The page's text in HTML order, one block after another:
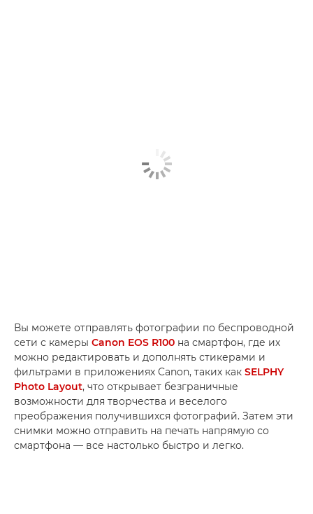
Вы можете отправлять фотографии по беспроводной
сети с камеры Canon EOS R100 на смартфон, где их
можно редактировать и дополнять стикерами и
фильтрами в приложениях Canon, таких как SELPHY
Photo Layout, что открывает безграничные
возможности для творчества и веселого
преображения получившихся фотографий. Затем эти
снимки можно отправить на печать напрямую со
смартфона — все настолько быстро и легко.